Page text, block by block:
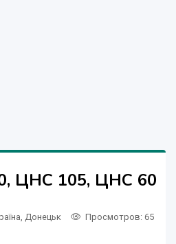
ЦНС 105, ЦНС 60
Донецьк Просмотров: 65